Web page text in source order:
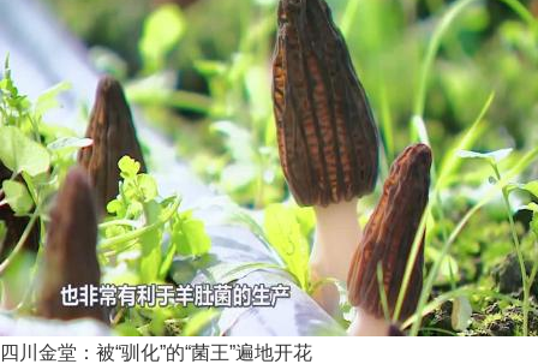
四川金堂：被“驯化”的“菌王”遍地开花